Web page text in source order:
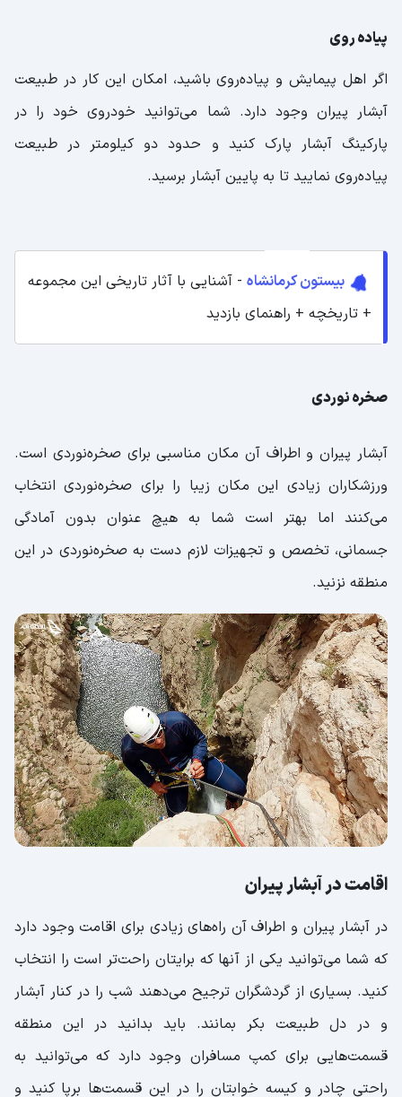
پیاده روی
اگر اهل پیمایش و پیاده‌روی باشید، امکان این کار در طبیعت
آبشار پیران وجود دارد. شما می‌توانید خودروی خود را در
پارکینگ آبشار پارک کنید و حدود دو کیلومتر در طبیعت
پیاده‌روی نمایید تا به پایین آبشار برسید.
بیستون کرمانشاه - آشنایی با آثار تاریخی این مجموعه
+ تاریخچه + راهنمای بازدید
صخره نوردی
آبشار پیران و اطراف آن مکان مناسبی برای صخره‌نوردی است.
ورزشکاران زیادی این مکان زیبا را برای صخره‌نوردی انتخاب
می‌کنند اما بهتر است شما به هیچ‌ عنوان بدون آمادگی
جسمانی، تخصص و تجهیزات لازم دست به صخره‌نوردی در این
منطقه نزنید.
اقامت در آبشار پیران
در آبشار پیران و اطراف آن راه‌های زیادی برای اقامت وجود دارد
که شما می‌توانید یکی از آنها که برایتان راحت‌تر است را انتخاب
کنید. بسیاری از گردشگران ترجیح می‌دهند شب را در کنار آبشار
و در دل طبیعت بکر بمانند. باید بدانید در این منطقه
قسمت‌هایی برای کمپ مسافران وجود دارد که می‌توانید به
راحتی چادر و کیسه خوابتان را در این قسمت‌ها برپا کنید و